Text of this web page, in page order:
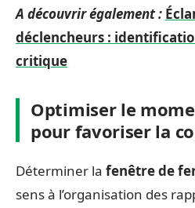
A découvrir également :
déclencheurs :
critique
Optimiser le
pour favoriser la
Déterminer la fenêtre de
sens à l’organisation des